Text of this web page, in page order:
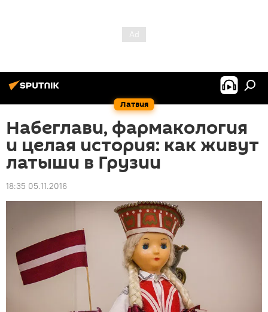
Латвия
Набеглави, фармакология
и целая история: как живут
латыши в Грузии
18:35 05.11.2016